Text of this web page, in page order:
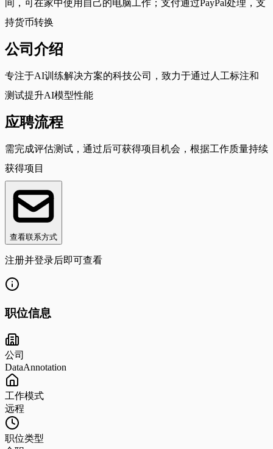
间，可在家中使用自己的电脑工作；支付通过PayPal处理，支
持货币转换
公司介绍
专注于AI训练解决方案的科技公司，致力于通过人工标注和
测试提升AI模型性能
应聘流程
需完成评估测试，通过后可获得项目机会，根据工作质量持续
获得项目
查看联系方式
注册并登录后即可查看
职位信息
公司
DataAnnotation
工作模式
远程
职位类型